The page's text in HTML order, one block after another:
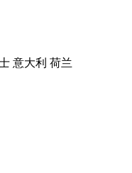
意大利 荷兰